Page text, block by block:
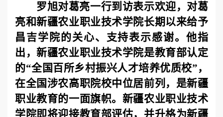
罗旭对葛亮一行到访表示欢迎，对葛
亮和新疆农业职业技术学院长期以来给予
昌吉学院的关心、支持表示感谢。他指
出，新疆农业职业技术学院是教育部认定
的“全国百所乡村振兴人才培养优质校”，
在全国涉农高职院校中位居前列，是新疆
职业教育的一面旗帜。新疆农业职业技术
学院即将迎接教育部评估，并升格为新疆